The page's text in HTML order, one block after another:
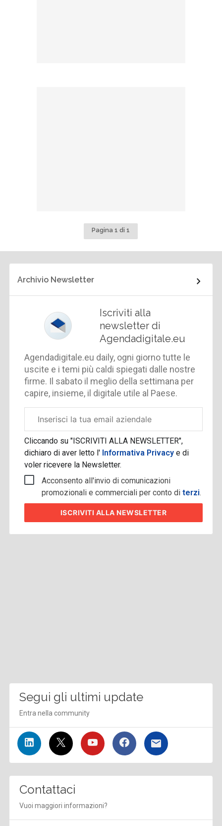
Pagina 1 di 1
Archivio Newsletter
Iscriviti alla
newsletter di
Agendadigitale.eu
Agendadigitale.eu daily, ogni giorno tutte le
uscite e i temi più caldi spiegati dalle nostre
firme. Il sabato il meglio della settimana per
capire, insieme, il digitale utile al Paese.
aziendale
Cliccando su "ISCRIVITI ALLA NEWSLETTER",
dichiaro di aver letto l' Informativa Privacye di
voler ricevere la Newsletter.
Acconsento all'invio di comunicazioni
promozionali e commerciali per conto diterzi.
ISCRIVITI ALLA NEWSLETTER
Segui gli ultimi update
Entra nella community
Contattaci
Vuoi maggiori informazioni?